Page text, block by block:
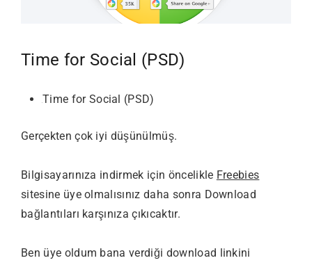
Time for Social (PSD)
Time for Social (PSD)
Gerçekten çok iyi düşünülmüş.
Bilgisayarınıza indirmek için öncelikle Freebies
sitesine üye olmalısınız daha sonra Download
bağlantıları karşınıza çıkıcaktır.
Ben üye oldum bana verdiği download linkini